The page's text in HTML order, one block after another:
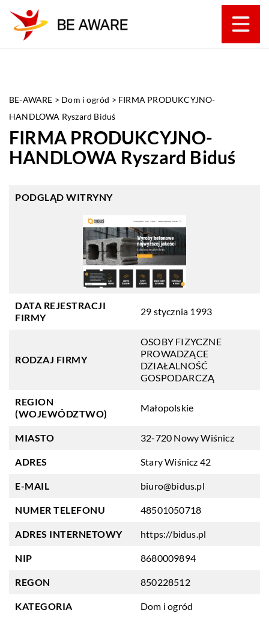
BE-AWARE > Dom i ogród > FIRMA PRODUKCYJNO-
HANDLOWA Ryszard Biduś
FIRMA PRODUKCYJNO-
HANDLOWA Ryszard Biduś
PODGLĄD WITRYNY
DATA REJESTRACJI
FIRMY
29 stycznia 1993
RODZAJ FIRMY
OSOBY FIZYCZNE
PROWADZĄCE
DZIAŁALNOŚĆ
GOSPODARCZĄ
REGION
(WOJEWÓDZTWO)
Małopolskie
MIASTO 32-720 Nowy Wiśnicz
ADRES Stary Wiśnicz 42
E-MAIL biuro@bidus.pl
NUMER TELEFONU 48501050718
ADRES INTERNETOWY https://bidus.pl
NIP 8680009894
REGON 850228512
KATEGORIA Dom i ogród